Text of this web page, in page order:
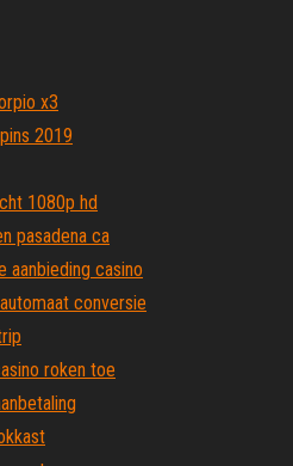
x3
2019
1080p hd
pasadena ca
aanbieding casino
conversie
roken toe